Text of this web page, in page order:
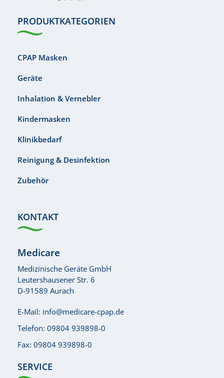
PRODUKTKATEGORIEN
CPAP Masken
Geräte
Inhalation & Vernebler
Kindermasken
Klinikbedarf
Reinigung & Desinfektion
Zubehör
KONTAKT
Medicare
Medizinische Geräte GmbH
Leutershausener Str. 6
D-91589 Aurach
E-Mail: info@medicare-cpap.de
Telefon: 09804 939898-0
Fax: 09804 939898-0
SERVICE